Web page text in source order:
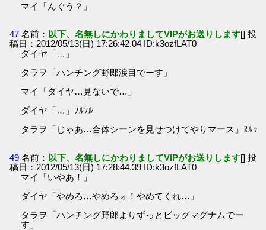
マイ「んぐう？」
47 名前： 以下、名無しにかわりましてVIPがお送りします[] 投
稿日：2012/05/13(日) 17:26:42.04 ID:k3ozfLAT0
ダイヤ「…」
タラヲ「ハンチング野郎涙目でーす」
マイ「ダイヤ…見ないで…」
ダイヤ「…」ﾌﾙﾌﾙ
タラヲ「じゃあ…合体シーンを見せつけてやりマース」ﾇﾙｯ
49 名前： 以下、名無しにかわりましてVIPがお送りします[] 投
稿日：2012/05/13(日) 17:28:44.39 ID:k3ozfLAT0
マイ「いやあ！」
ダイヤ「やめろ…やめろォ！やめてくれ…」
タラヲ「ハンチング野郎よりずっとビッグマグナムでー
す」